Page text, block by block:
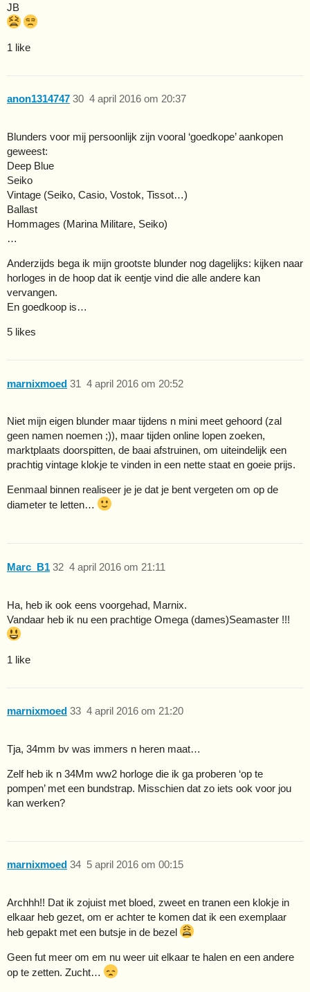
JB
1 like
anon1314747 4 april 2016 om 20:37
30
Blunders voor mij persoonlijk zijn vooral ‘goedkope’ aankopen
geweest:
Deep Blue
Seiko
Vintage (Seiko, Casio, Vostok, Tissot…)
Ballast
Hommages (Marina Militare, Seiko)
…
Anderzijds bega ik mijn grootste blunder nog dagelijks: kijken naar
horloges in de hoop dat ik eentje vind die alle andere kan
vervangen.
En goedkoop is…
5 likes
marnixmoed 4 april 2016 om 20:52
31
Niet mijn eigen blunder maar tijdens n mini meet gehoord (zal
geen namen noemen ;)), maar tijden online lopen zoeken,
marktplaats doorspitten, de baai afstruinen, om uiteindelijk een
prachtig vintage klokje te vinden in een nette staat en goeie prijs.
Eenmaal binnen realiseer je je dat je bent vergeten om op de
diameter te letten…
Marc_B1 4 april 2016 om 21:11
32
Ha, heb ik ook eens voorgehad, Marnix.
Vandaar heb ik nu een prachtige Omega (dames)Seamaster !!!
1 like
marnixmoed 4 april 2016 om 21:20
33
Tja, 34mm bv was immers n heren maat…
Zelf heb ik n 34Mm ww2 horloge die ik ga proberen ‘op te
pompen’ met een bundstrap. Misschien dat zo iets ook voor jou
kan werken?
marnixmoed 5 april 2016 om 00:15
34
Archhh!! Dat ik zojuist met bloed, zweet en tranen een klokje in
elkaar heb gezet, om er achter te komen dat ik een exemplaar
heb gepakt met een butsje in de bezel
Geen fut meer om em nu weer uit elkaar te halen en een andere
op te zetten. Zucht…